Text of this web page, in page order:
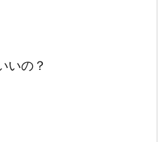
いの？